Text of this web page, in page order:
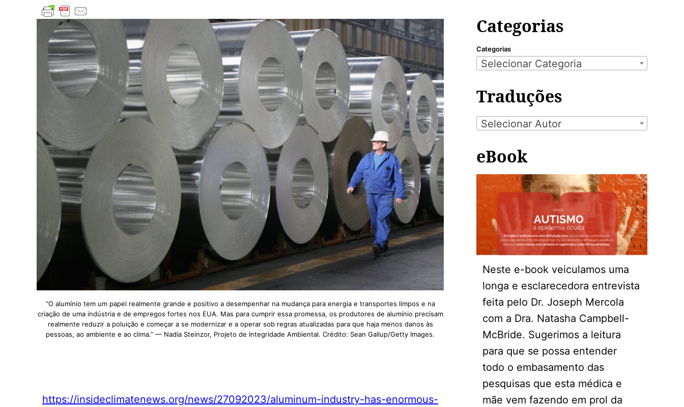
“O alumínio tem um papel realmente grande e positivo a desempenhar na mudança para energia e transportes limpos e na
criação de uma indústria e de empregos fortes nos EUA. Mas para cumprir essa promessa, os produtores de alumínio precisam
realmente reduzir a poluição e começar a se modernizar e a operar sob regras atualizadas para que haja menos danos às
pessoas, ao ambiente e ao clima.” — Nadia Steinzor, Projeto de Integridade Ambiental. Crédito: Sean Gallup/Getty Images.
https://insideclimatenews.org/news/27092023/aluminum-industry-has-enormous-
Categorias
Categorias
Selecionar Categoria
Traduções
Selecionar Autor
eBook
Neste e-book veiculamos uma
longa e esclarecedora entrevista
feita pelo Dr. Joseph Mercola
com a Dra. Natasha Campbell-
McBride. Sugerimos a leitura
para que se possa entender
todo o embasamento das
pesquisas que esta médica e
mãe vem fazendo em prol da